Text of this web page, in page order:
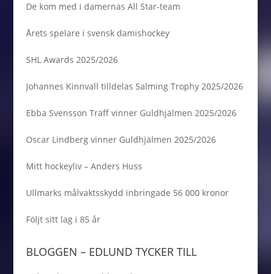
De kom med i damernas All Star-team
Årets spelare i svensk damishockey
SHL Awards 2025/2026
Johannes Kinnvall tilldelas Salming Trophy 2025/2026
Ebba Svensson Träff vinner Guldhjälmen 2025/2026
Oscar Lindberg vinner Guldhjälmen 2025/2026
Mitt hockeyliv – Anders Huss
Ullmarks målvaktsskydd inbringade 56 000 kronor
Följt sitt lag i 85 år
BLOGGEN – EDLUND TYCKER TILL